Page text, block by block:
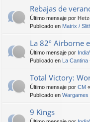
Rebajas de
Último mensaje por
Publicado en Matrix /
La 82º Airborne
Último mensaje por
Publicado en La Cantina
Total Victory:
Último mensaje por CM «
Publicado en Wargames
9 Kings